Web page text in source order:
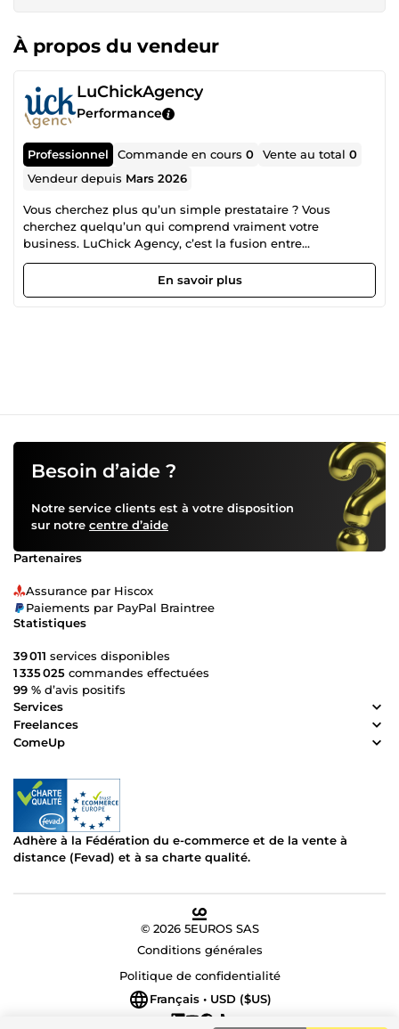
À propos du vendeur
LuChickAgency
Performance
Professionnel Commande en cours0 Vente au total0
Vendeur depuis Mars 2026
Vous cherchez plus qu’un simple prestataire ? Vous
cherchez quelqu’un qui comprend vraiment votre
business. LuChick Agency, c’est la fusion entre
performance digitale et impact visuel. 👉 D’un côté :
Optimisation de vos process, automatisations, tableaux de
bord, structuration de votre activité. Objectif : gagner du
Agency ? Vision business + créative (rare) Approche
directe, sans bullshit Exécution rapide et propre Solutions
concrètes, pas théoriques 🎯 Pour qui ? Entrepreneurs,
PME, marques ambitieuses → Ceux qui veulent passer un
cap, pas juste “faire joli” 🔥 Résultat Un business plus clair,
plus pro, plus rentable.
En savoir plus
Besoin d’aide ?
Notre service clients est à votre disposition
sur notre centre d’aide
Partenaires
Assurance par Hiscox
Paiements par PayPal Braintree
Statistiques
39 011 services disponibles
1 335 025 commandes effectuées
99 % d’avis positifs
Services
Freelances
ComeUp
Adhère à la Fédération du e-commerce et de la vente à
distance (Fevad) et à sa charte qualité.
© 2026 5EUROS SAS
Conditions générales
Politique de confidentialité
Français • USD ($US)